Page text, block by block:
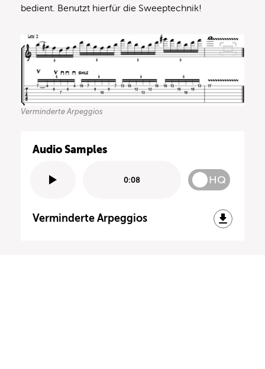
bedient. Benutzt hierfür die Sweeptechnik!
Verminderte Arpeggios
Audio Samples
0:08 HQ
Verminderte Arpeggios